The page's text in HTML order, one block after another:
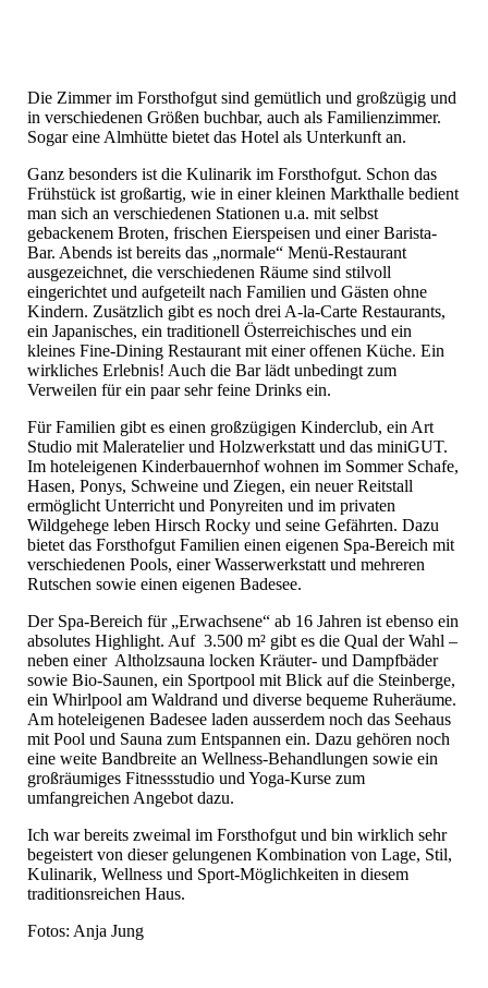
Die Zimmer im Forsthofgut sind gemütlich und großzügig und
in verschiedenen Größen buchbar, auch als Familienzimmer.
Sogar eine Almhütte bietet das Hotel als Unterkunft an.
Ganz besonders ist die Kulinarik im Forsthofgut. Schon das
Frühstück ist großartig, wie in einer kleinen Markthalle bedient
man sich an verschiedenen Stationen u.a. mit selbst
gebackenem Broten, frischen Eierspeisen und einer Barista-
Bar. Abends ist bereits das „normale“ Menü-Restaurant
ausgezeichnet, die verschiedenen Räume sind stilvoll
eingerichtet und aufgeteilt nach Familien und Gästen ohne
Kindern. Zusätzlich gibt es noch drei A-la-Carte Restaurants,
ein Japanisches, ein traditionell Österreichisches und ein
kleines Fine-Dining Restaurant mit einer offenen Küche. Ein
wirkliches Erlebnis! Auch die Bar lädt unbedingt zum
Verweilen für ein paar sehr feine Drinks ein.
Für Familien gibt es einen großzügigen Kinderclub, ein Art
Studio mit Maleratelier und Holzwerkstatt und das miniGUT.
Im hoteleigenen Kinderbauernhof wohnen im Sommer Schafe,
Hasen, Ponys, Schweine und Ziegen, ein neuer Reitstall
ermöglicht Unterricht und Ponyreiten und im privaten
Wildgehege leben Hirsch Rocky und seine Gefährten. Dazu
bietet das Forsthofgut Familien einen eigenen Spa-Bereich mit
verschiedenen Pools, einer Wasserwerkstatt und mehreren
Rutschen sowie einen eigenen Badesee.
Der Spa-Bereich für „Erwachsene“ ab 16 Jahren ist ebenso ein
absolutes Highlight. Auf 3.500 m² gibt es die Qual der Wahl –
neben einer Altholzsauna locken Kräuter- und Dampfbäder
sowie Bio-Saunen, ein Sportpool mit Blick auf die Steinberge,
ein Whirlpool am Waldrand und diverse bequeme Ruheräume.
Am hoteleigenen Badesee laden ausserdem noch das Seehaus
mit Pool und Sauna zum Entspannen ein. Dazu gehören noch
eine weite Bandbreite an Wellness-Behandlungen sowie ein
großräumiges Fitnessstudio und Yoga-Kurse zum
umfangreichen Angebot dazu.
Ich war bereits zweimal im Forsthofgut und bin wirklich sehr
begeistert von dieser gelungenen Kombination von Lage, Stil,
Kulinarik, Wellness und Sport-Möglichkeiten in diesem
traditionsreichen Haus.
Fotos: Anja Jung